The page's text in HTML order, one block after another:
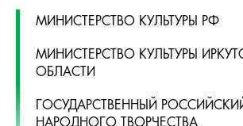
ГОСУДАРСТВЕННЫЙ
НАРОДНОГО ТВОРЧЕСТВА
Разработка сайта СайтРус